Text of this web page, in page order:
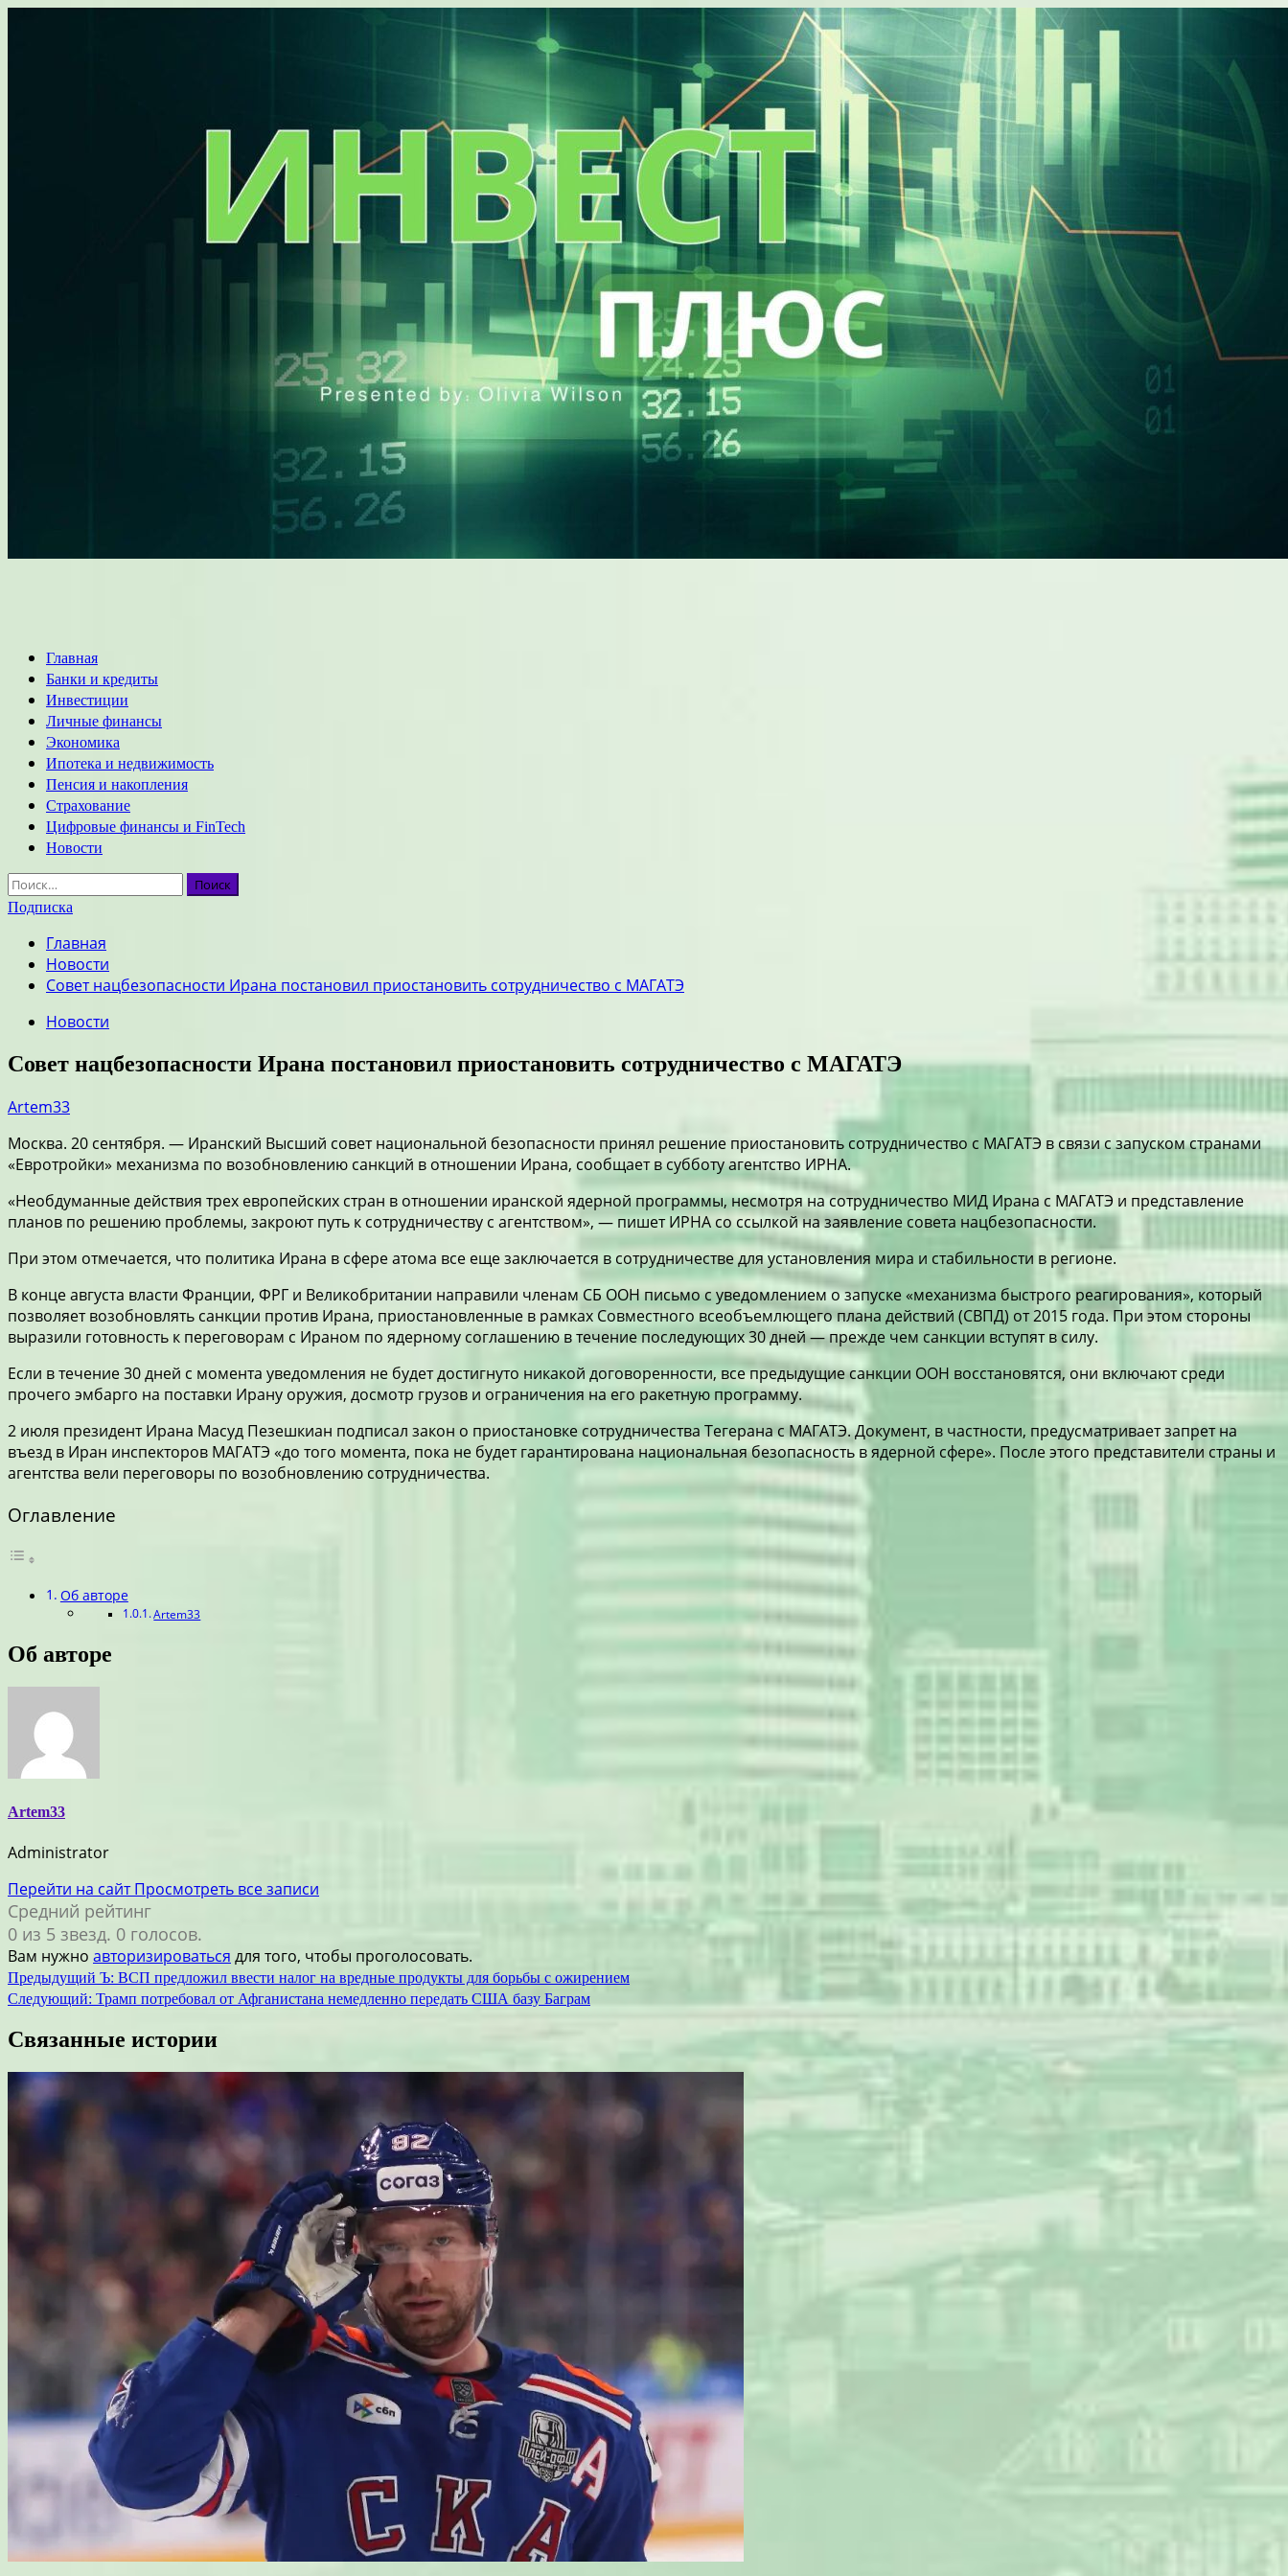
Основное
меню
Главная
Банки и кредиты
Инвестиции
Личные финансы
Экономика
Ипотека и недвижимость
Пенсия и накопления
Страхование
Цифровые финансы и FinTech
Новости
Найти:
Подписка
Главная
Новости
Совет нацбезопасности Ирана постановил приостановить сотрудничество с МАГАТЭ
Новости
Совет нацбезопасности Ирана постановил приостановить сотрудничество с МАГАТЭ
Artem33
Москва. 20 сентября. — Иранский Высший совет национальной безопасности принял решение приостановить сотрудничество с МАГАТЭ в связи с запуском странами
«Евротройки» механизма по возобновлению санкций в отношении Ирана, сообщает в субботу агентство ИРНА.
«Необдуманные действия трех европейских стран в отношении иранской ядерной программы, несмотря на сотрудничество МИД Ирана с МАГАТЭ и представление
планов по решению проблемы, закроют путь к сотрудничеству с агентством», — пишет ИРНА со ссылкой на заявление совета нацбезопасности.
При этом отмечается, что политика Ирана в сфере атома все еще заключается в сотрудничестве для установления мира и стабильности в регионе.
В конце августа власти Франции, ФРГ и Великобритании направили членам СБ ООН письмо с уведомлением о запуске «механизма быстрого реагирования», который
позволяет возобновлять санкции против Ирана, приостановленные в рамках Совместного всеобъемлющего плана действий (СВПД) от 2015 года. При этом стороны
выразили готовность к переговорам с Ираном по ядерному соглашению в течение последующих 30 дней — прежде чем санкции вступят в силу.
Если в течение 30 дней с момента уведомления не будет достигнуто никакой договоренности, все предыдущие санкции ООН восстановятся, они включают среди
прочего эмбарго на поставки Ирану оружия, досмотр грузов и ограничения на его ракетную программу.
2 июля президент Ирана Масуд Пезешкиан подписал закон о приостановке сотрудничества Тегерана с МАГАТЭ. Документ, в частности, предусматривает запрет на
въезд в Иран инспекторов МАГАТЭ «до того момента, пока не будет гарантирована национальная безопасность в ядерной сфере». После этого представители страны и
агентства вели переговоры по возобновлению сотрудничества.
Оглавление
Об авторе
Artem33
Об авторе
Artem33
Administrator
Перейти на сайтПросмотреть все записи
Средний рейтинг
0 из 5 звезд. 0 голосов.
Вам нужно авторизироваться для того, чтобы проголосовать.
Навигация
по
записям
Предыдущий Ъ: ВСП предложил ввести налог на вредные продукты для борьбы с ожирением
Следующий: Трамп потребовал от Афганистана немедленно передать США базу Баграм
Связанные истории